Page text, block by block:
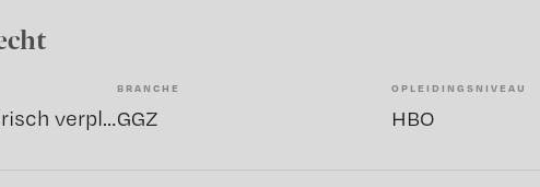
Sociaal psychiatrisch verpleegkundige
BRANCHE
GGZ
OPLEIDINGSNIVEAU
HBO